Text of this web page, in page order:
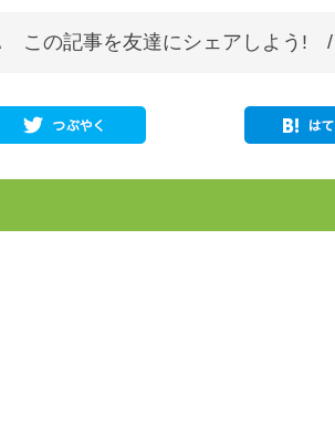
この記事を友達にシェアしよう! /